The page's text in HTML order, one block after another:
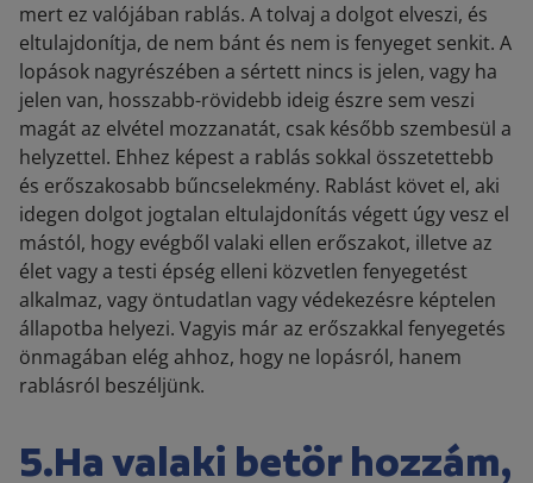
mert ez valójában rablás. A tolvaj a dolgot elveszi, és
eltulajdonítja, de nem bánt és nem is fenyeget senkit. A
lopások nagyrészében a sértett nincs is jelen, vagy ha
jelen van, hosszabb-rövidebb ideig észre sem veszi
magát az elvétel mozzanatát, csak később szembesül a
helyzettel. Ehhez képest a rablás sokkal összetettebb
és erőszakosabb bűncselekmény. Rablást követ el, aki
idegen dolgot jogtalan eltulajdonítás végett úgy vesz el
mástól, hogy evégből valaki ellen erőszakot, illetve az
élet vagy a testi épség elleni közvetlen fenyegetést
alkalmaz, vagy öntudatlan vagy védekezésre képtelen
állapotba helyezi. Vagyis már az erőszakkal fenyegetés
önmagában elég ahhoz, hogy ne lopásról, hanem
rablásról beszéljünk.
5.Ha valaki betör hozzám,